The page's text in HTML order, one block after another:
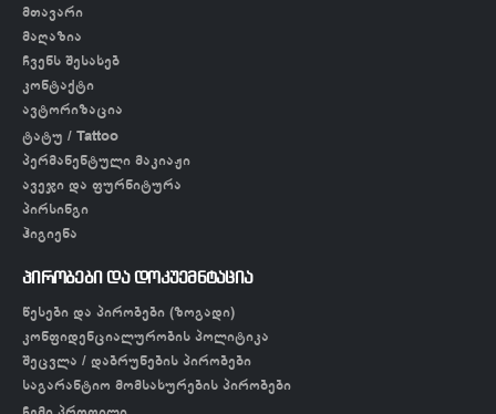
მთავარი
მაღაზია
ჩვენს შესახებ
კონტაქტი
ავტორიზაცია
ტატუ / Tattoo
პერმანენტული მაკიაჟი
ავეჯი და ფურნიტურა
პირსინგი
ჰიგიენა
პირობები და დოკუემნტაცია
წესები და პირობები (ზოგადი)
კონფიდენციალურობის პოლიტიკა
შეცვლა / დაბრუნების პირობები
საგარანტიო მომსახურების პირობები